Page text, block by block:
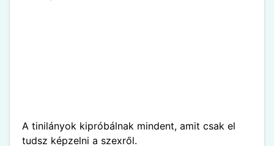
A tinilányok kipróbálnak mindent, amit csak el
tudsz képzelni a szexről.